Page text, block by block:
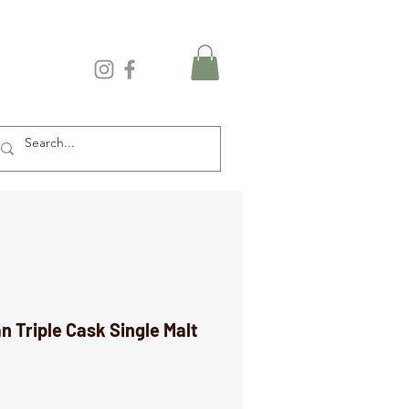
Triple Cask Single Malt